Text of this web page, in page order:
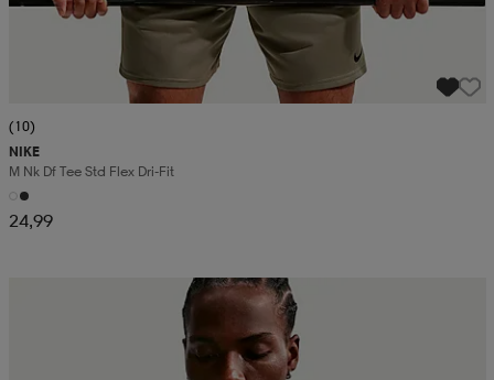
(10)
NIKE
M Nk Df Tee Std Flex Dri-Fit
24,99